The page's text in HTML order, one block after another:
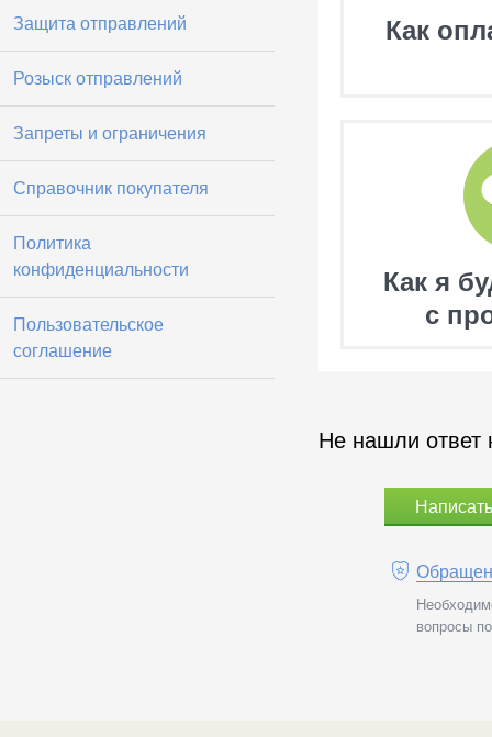
Защита отправлений
Розыск отправлений
Запреты и ограничения
Справочник покупателя
Политика
конфиденциальности
Пользовательское
соглашение
Как
Как я
с
Не нашли ответ
вопросы